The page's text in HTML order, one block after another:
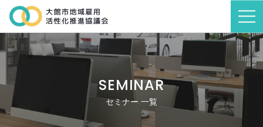
SEMINAR
セミナー 一覧